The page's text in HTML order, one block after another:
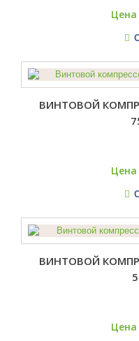
Цена
ВИНТОВОЙ
Цена
ВИНТОВОЙ
Цена